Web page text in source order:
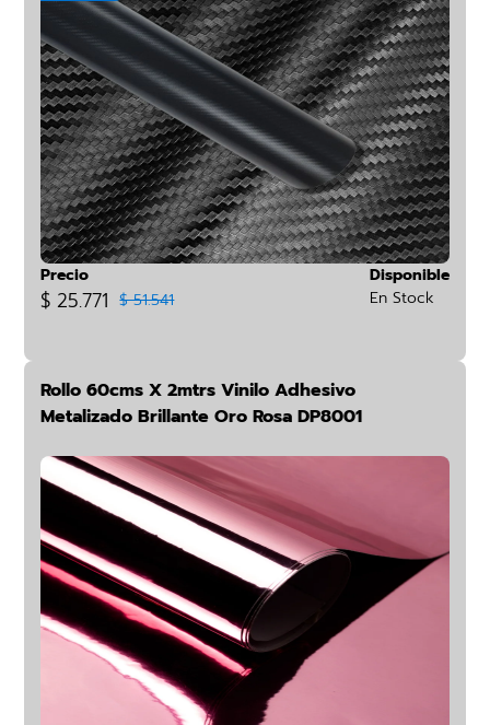
Precio
$ 25.771 $ 51.541
Disponible
En Stock
Rollo 60cms X 2mtrs Vinilo Adhesivo
Metalizado Brillante Oro Rosa DP8001